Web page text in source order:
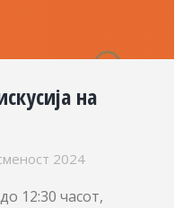
на
2024
12:30 часот,